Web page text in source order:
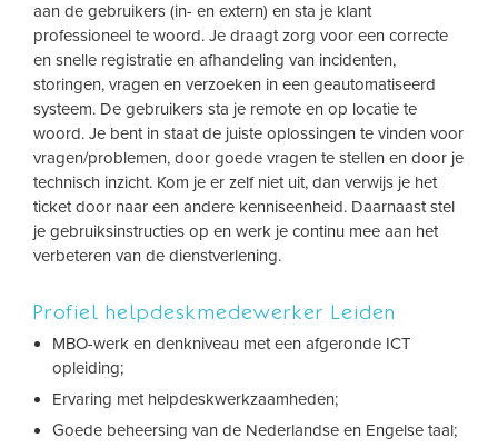
aan de gebruikers (in- en extern) en sta je klant
professioneel te woord. Je draagt zorg voor een correcte
en snelle registratie en afhandeling van incidenten,
storingen, vragen en verzoeken in een geautomatiseerd
systeem. De gebruikers sta je remote en op locatie te
woord. Je bent in staat de juiste oplossingen te vinden voor
vragen/problemen, door goede vragen te stellen en door je
technisch inzicht. Kom je er zelf niet uit, dan verwijs je het
ticket door naar een andere kenniseenheid. Daarnaast stel
je gebruiksinstructies op en werk je continu mee aan het
verbeteren van de dienstverlening.
Profiel helpdeskmedewerker Leiden
MBO-werk en denkniveau met een afgeronde ICT
opleiding;
Ervaring met helpdeskwerkzaamheden;
Goede beheersing van de Nederlandse en Engelse taal;